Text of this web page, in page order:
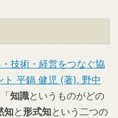
技術・経営をつなぐ協
ト 平鍋 健児 (著), 野中
知識というものがどの
知と形式知という二つの